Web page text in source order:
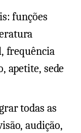
funções
frequência
apetite, sede
todas as
audição,